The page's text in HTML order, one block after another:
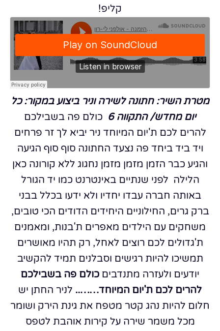
קליפ!
מטרת השיר: חתונה לשירה וניר ביצוע במקור: כל
יום מחדש/ התקווה 6
כולם פה בשבילכם
להרים לכם ת'יום המיוחד ניר יביא לך זר פרחים
ויד ביד ביחד פה נצעד החתונה סוף סוף הגיעה
והגיע כבר הזמן מזמן מזמן נחגוג ללא קורונה כאן
הלילה לפני שנתיים באינטרנט כמו יד הגורל
באותה חברה עבדו יחדיו ולא ידעו בכלל בבני
ברק גרים, החילוניים היחידים הדודים הכי טובים,
משחקים עם הילדים מאפרים ת'בנות, ומאמנים
ת'גדולים לכם רוצים לאחל, רק תהיו מאושרים
תמשיכו להיות רגישים וסבלנים תמיד להקשיב
יודעים ולעזרה מתנדבים כולם פה בשבילכם
להרים לכם ת'יום המיוחד…….. לניר החתן יש
חלום להיות נהג קטר מטפח את גינת הירק ושומר
מכל משמר שירה על קירות אוהבת לטפס